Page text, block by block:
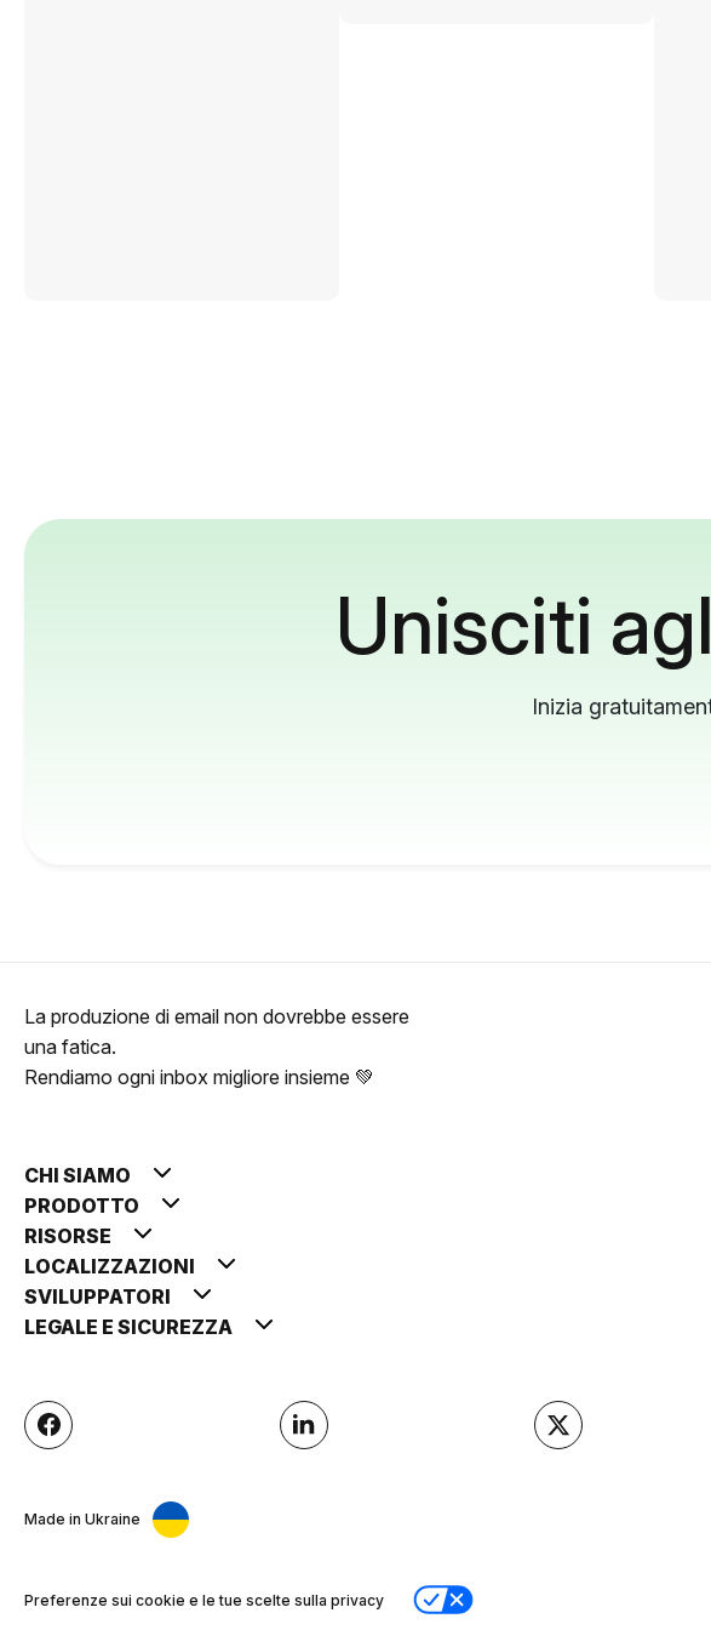
Unisciti
Inizia
La produzione di email non dovrebbe essere
una fatica.
Rendiamo ogni inbox migliore insieme 💚
CHI SIAMO
PRODOTTO
RISORSE
LOCALIZZAZIONI
SVILUPPATORI
LEGALE E SICUREZZA
Made in Ukraine
Preferenze sui cookie e le tue scelte sulla privacy